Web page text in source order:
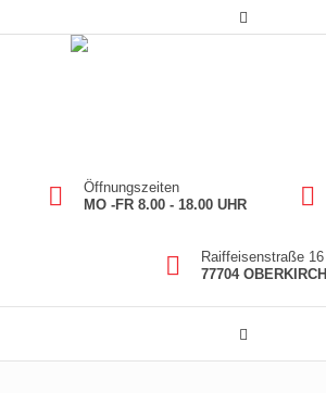
Öffnungszeiten
MO -FR 8.00 - 18.00 UHR
Raiffeisenstraße 16
77704 OBERKIRCH